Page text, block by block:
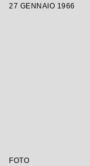
27 GENNAIO 1966
FOTO